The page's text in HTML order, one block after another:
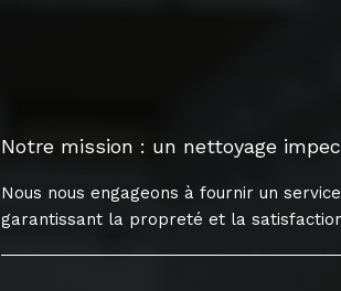
Notre mission : un nettoyage
Nous nous engageons à fournir un
garantissant la propreté et la